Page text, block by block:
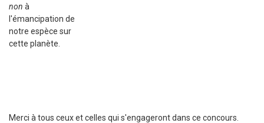
non à
l'émancipation de
notre espèce sur
cette planète.
Merci à tous ceux et celles qui s'engageront dans ce concours.